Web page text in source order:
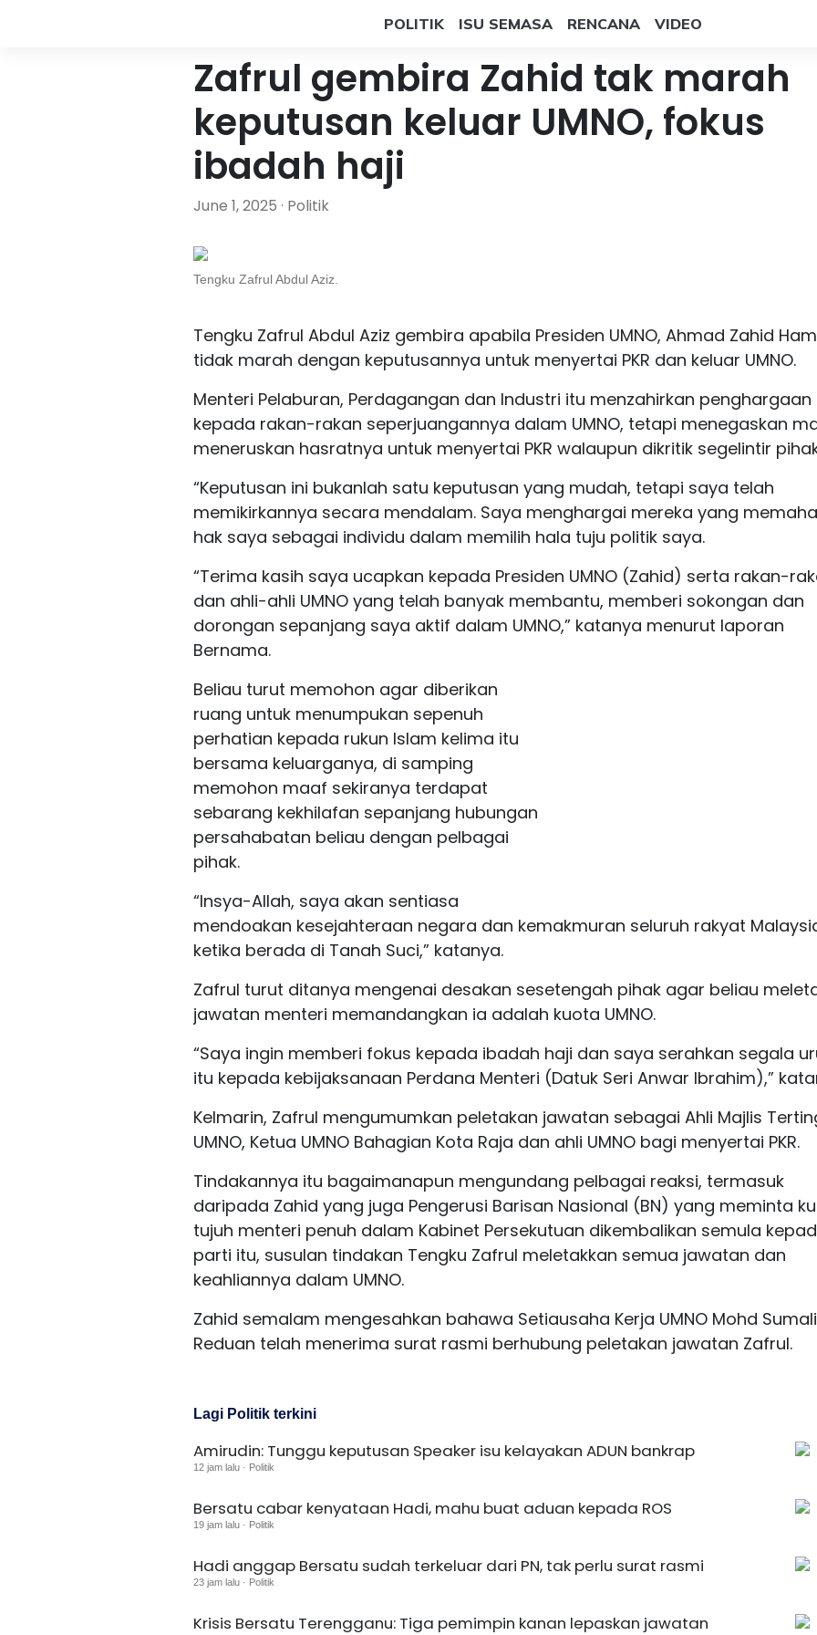
POLITIK ISU SEMASA RENCANA VIDEO
Zafrul gembira Zahid tak marah
keputusan keluar UMNO, fokus
ibadah haji
June 1, 2025 · Politik
Tengku Zafrul Abdul Aziz.
Tengku Zafrul Abdul Aziz gembira apabila Presiden UMNO, Ahmad Zahid
tidak marah dengan keputusannya untuk menyertai PKR dan keluar UMNO.
Menteri Pelaburan, Perdagangan dan Industri itu menzahirkan penghargaan
kepada rakan-rakan seperjuangannya dalam UMNO, tetapi menegaskan
meneruskan hasratnya untuk menyertai PKR walaupun dikritik segelintir
“Keputusan ini bukanlah satu keputusan yang mudah, tetapi saya telah
memikirkannya secara mendalam. Saya menghargai mereka yang
hak saya sebagai individu dalam memilih hala tuju politik saya.
“Terima kasih saya ucapkan kepada Presiden UMNO (Zahid) serta rakan-
dan ahli-ahli UMNO yang telah banyak membantu, memberi sokongan dan
dorongan sepanjang saya aktif dalam UMNO,” katanya menurut laporan
Bernama.
Beliau turut memohon agar diberikan
ruang untuk menumpukan sepenuh
perhatian kepada rukun Islam kelima itu
bersama keluarganya, di samping
memohon maaf sekiranya terdapat
sebarang kekhilafan sepanjang hubungan
persahabatan beliau dengan pelbagai
pihak.
“Insya-Allah, saya akan sentiasa
mendoakan kesejahteraan negara dan kemakmuran seluruh rakyat
ketika berada di Tanah Suci,” katanya.
Zafrul turut ditanya mengenai desakan sesetengah pihak agar beliau
jawatan menteri memandangkan ia adalah kuota UMNO.
“Saya ingin memberi fokus kepada ibadah haji dan saya serahkan segala
itu kepada kebijaksanaan Perdana Menteri (Datuk Seri Anwar Ibrahim),”
Kelmarin, Zafrul mengumumkan peletakan jawatan sebagai Ahli Majlis
UMNO, Ketua UMNO Bahagian Kota Raja dan ahli UMNO bagi menyertai PKR.
Tindakannya itu bagaimanapun mengundang pelbagai reaksi, termasuk
daripada Zahid yang juga Pengerusi Barisan Nasional (BN) yang meminta
tujuh menteri penuh dalam Kabinet Persekutuan dikembalikan semula
parti itu, susulan tindakan Tengku Zafrul meletakkan semua jawatan dan
keahliannya dalam UMNO.
Zahid semalam mengesahkan bahawa Setiausaha Kerja UMNO Mohd Sumali
Reduan telah menerima surat rasmi berhubung peletakan jawatan Zafrul.
Lagi Politik terkini
Amirudin: Tunggu keputusan Speaker isu kelayakan ADUN bankrap
12 jam lalu · Politik
Bersatu cabar kenyataan Hadi, mahu buat aduan kepada ROS
19 jam lalu · Politik
Hadi anggap Bersatu sudah terkeluar dari PN, tak perlu surat rasmi
23 jam lalu · Politik
Krisis Bersatu Terengganu: Tiga pemimpin kanan lepaskan jawatan